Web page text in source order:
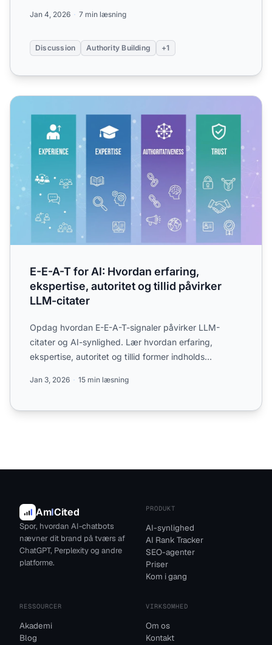
Jan 4, 2026 7 min læsning
Discussion Authority Building +1
E-E-A-T for AI: Hvordan erfaring, ekspertise, autoritet og
E-E-A-T for AI: Hvordan erfaring,
ekspertise, autoritet og tillid påvirker
LLM-citater
Opdag hvordan E-E-A-T-signaler påvirker LLM-
citater og AI-synlighed. Lær hvordan erfaring,
ekspertise, autoritet og tillid former indholds
Jan 3, 2026 15 min læsning
AmICited
Spor, hvordan AI-chatbots
nævner dit brand på tværs af
ChatGPT, Perplexity og andre
platforme.
PRODUKT
AI-synlighed
AI Rank Tracker
SEO-agenter
Priser
Kom i gang
RESSOURCER
Akademi
Blog
VIRKSOMHED
Om os
Kontakt